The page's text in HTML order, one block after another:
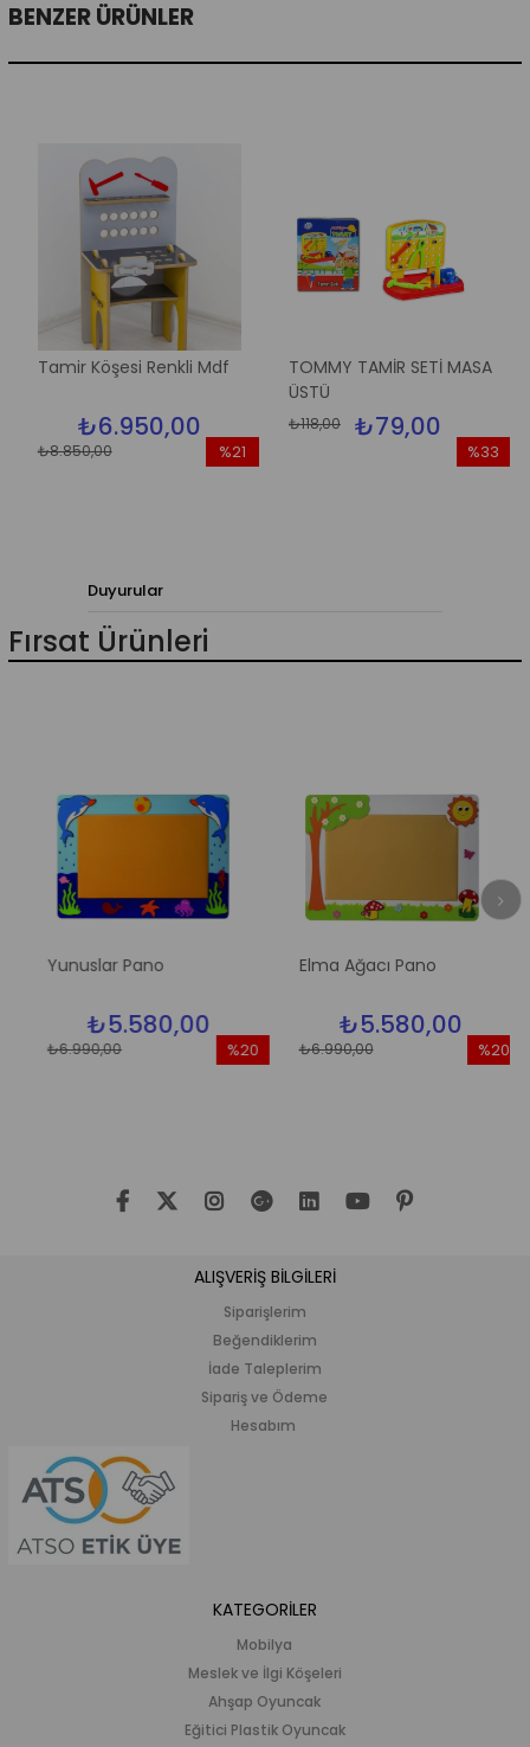
BENZER ÜRÜNLER
Tamir Köşesi Renkli Mdf
₺6.950,00
₺8.850,00
%21
TOMMY TAMİR SETİ MASA
ÜSTÜ
₺79,00
₺118,00
%33
Duyurular
Fırsat Ürünleri
Yunuslar Pano
₺5.580,00
₺6.990,00
%20
Elma Ağacı Pano
₺5.580,00
₺6.990,00
%20
ALIŞVERİŞ BİLGİLERİ
Siparişlerim
Beğendiklerim
İade Taleplerim
Sipariş ve Ödeme
Hesabım
KATEGORİLER
Mobilya
Meslek ve İlgi Köşeleri
Ahşap Oyuncak
Eğitici Plastik Oyuncak